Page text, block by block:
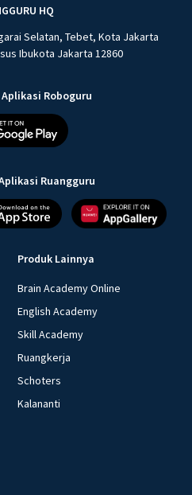
HQ
Selatan, Tebet, Kota Jakarta
Ibukota Jakarta 12860
Aplikasi Roboguru
Ruangguru
Produk Lainnya
Brain Academy Online
English Academy
Skill Academy
Ruangkerja
Schoters
Kalananti